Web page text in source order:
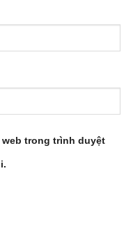
trong trình duyệt